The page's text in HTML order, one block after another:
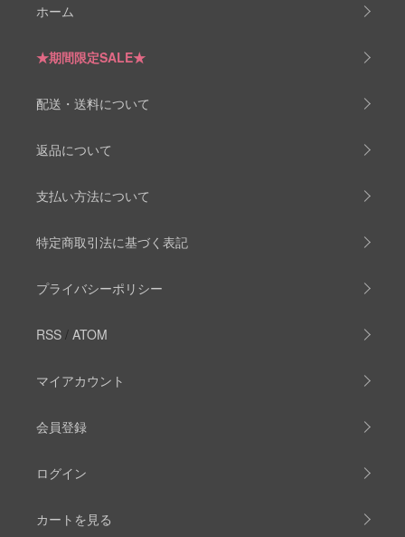
ホーム
★期間限定SALE★
配送・送料について
返品について
支払い方法について
特定商取引法に基づく表記
プライバシーポリシー
RSS / ATOM
マイアカウント
会員登録
ログイン
カートを見る